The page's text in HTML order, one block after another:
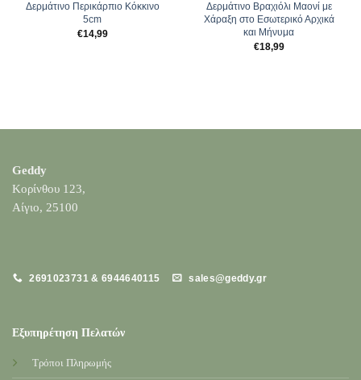
Δερμάτινο Περικάρπιο Κόκκινο
5cm
€14,99
Δερμάτινο Βραχιόλι Μαονί με
Χάραξη στο Εσωτερικό Αρχικά
και Μήνυμα
€18,99
Geddy
Κορίνθου 123,
Αίγιο, 25100
2691023731 & 6944640115 sales@geddy.gr
Εξυπηρέτηση Πελατών
Τρόποι Πληρωμής